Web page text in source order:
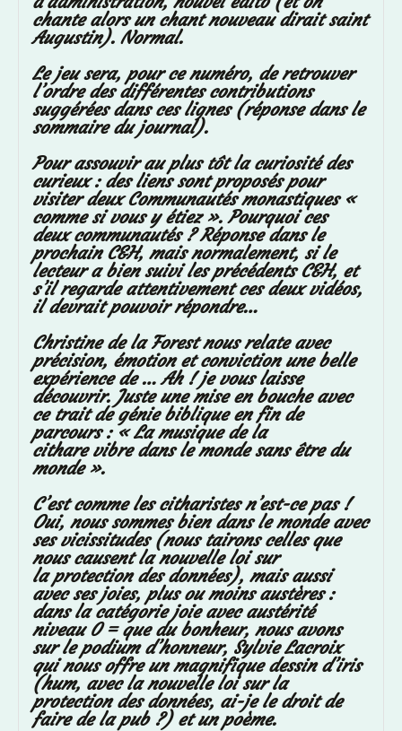
chante alors un chant nouveau dirait saint
Augustin). Normal.
Le jeu sera, pour ce numéro, de retrouver
l’ordre des différentes contributions
suggérées dans ces lignes (réponse dans le
sommaire du journal).
Pour assouvir au plus tôt la curiosité des
curieux : des liens sont proposés pour
visiter deux Communautés monastiques «
comme si vous y étiez ». Pourquoi ces
deux communautés ? Réponse dans le
prochain C&H, mais normalement, si le
lecteur a bien suivi les précédents C&H, et
s’il regarde attentivement ces deux vidéos,
il devrait pouvoir répondre…
Christine de la Forest nous relate avec
précision, émotion et conviction une belle
expérience de … Ah ! je vous laisse
découvrir. Juste une mise en bouche avec
ce trait de génie biblique en fin de
parcours : « La musique de la
cithare vibre dans le monde sans être du
monde ».
C’est comme les citharistes n’est-ce pas !
Oui, nous sommes bien dans le monde avec
ses vicissitudes (nous tairons celles que
nous causent la nouvelle loi sur
la protection des données), mais aussi
avec ses joies, plus ou moins austères :
dans lacatégorie joie avec austérité
niveau 0 = que du bonheur, nous avons
sur le podium d’honneur, Sylvie Lacroix
qui nous offre un magnifique dessin d’iris
(hum, avec la nouvelle loi sur la
protection des données, ai-je le droit de
faire de la pub ?) et un poème.